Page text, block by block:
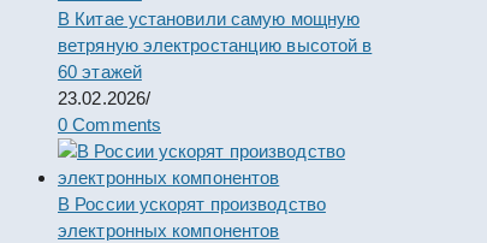
В Китае установили самую мощную
ветряную электростанцию высотой в
60 этажей
23.02.2026/
0 Comments
В России ускорят производство
электронных компонентов